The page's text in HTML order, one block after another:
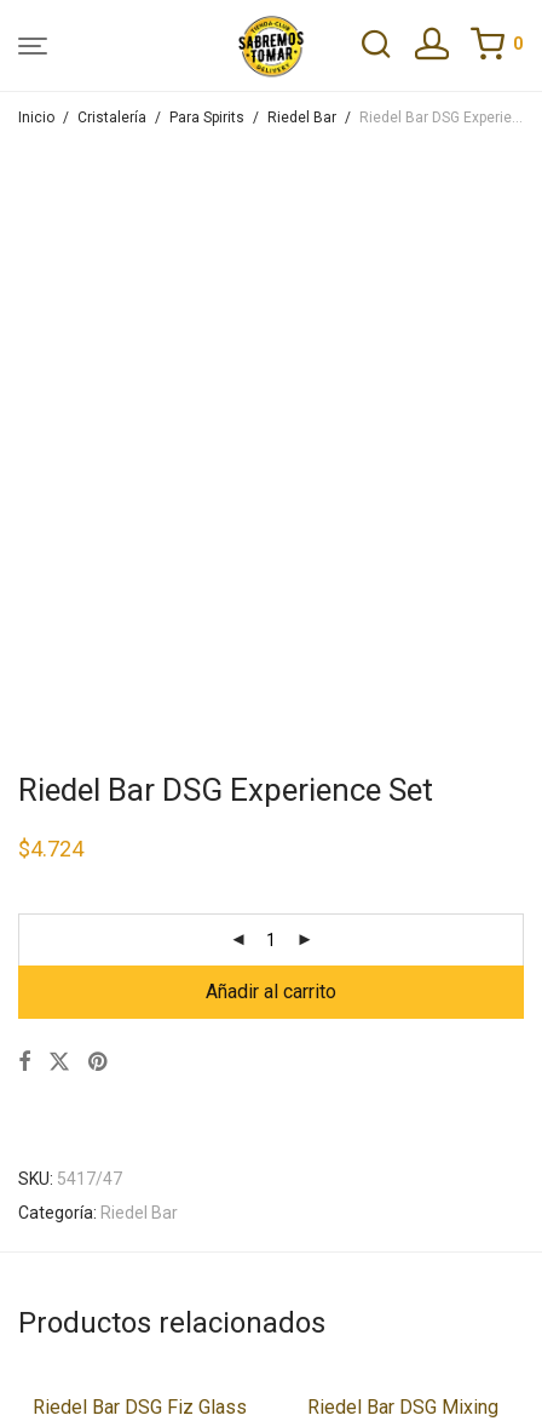
0
Inicio / Cristalería / Para Spirits / Riedel Bar / Riedel Bar DSG Experience Set
Riedel Bar DSG Experience Set
$4.724
Añadir al carrito
SKU: 5417/47
Categoría: Riedel Bar
Productos relacionados
Riedel Bar DSG Fiz Glass
Riedel Bar DSG Mixing